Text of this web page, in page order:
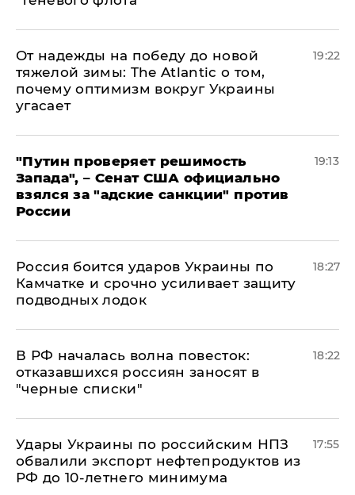
От надежды на победу до новой
тяжелой зимы: The Atlantic о том,
почему оптимизм вокруг Украины
угасает
19:22
"Путин проверяет решимость
Запада", – Сенат США официально
взялся за "адские санкции" против
России
19:13
Россия боится ударов Украины по
Камчатке и срочно усиливает защиту
подводных лодок
18:27
​В РФ началась волна повесток:
отказавшихся россиян заносят в
"черные списки"
18:22
Удары Украины по российским НПЗ
обвалили экспорт нефтепродуктов из
РФ до 10-летнего минимума
17:55